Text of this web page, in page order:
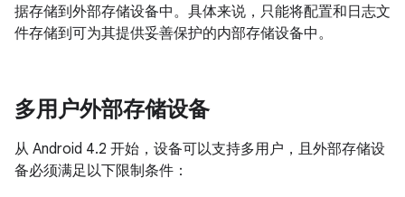
据存储到外部存储设备中。具体来说，只能将配置和日志文
件存储到可为其提供妥善保护的内部存储设备中。
多用户外部存储设备
从 Android 4.2 开始，设备可以支持多用户，且外部存储设
备必须满足以下限制条件：